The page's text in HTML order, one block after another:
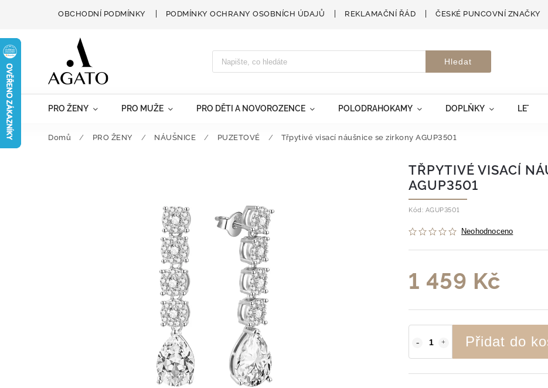
OBCHODNÍ PODMÍNKY PODMÍNKY OCHRANY OSOBNÍCH ÚDAJŮ REKLAMAČNÍ ŘÁD ČESKÉ PUNCOVNÍ ZNAČKY
Hledat
PRO ŽENY PRO MUŽE PRO DĚTI A NOVOROZENCE POLODRAHOKAMY DOPLŇKY LETNÍ
Domů / PRO ŽENY / NÁUŠNICE / PUZETOVÉ / Třpytivé visací náušnice se zirkony AGUP3501
TŘPYTIVÉ VISACÍ
AGUP3501
Kód: AGUP3501
Neohodnoceno
1 459 Kč
Přidat do